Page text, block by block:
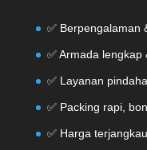
✅ Berpengalaman
✅ Armada lengkap
✅ Layanan
✅ Packing rapi,
✅ Harga